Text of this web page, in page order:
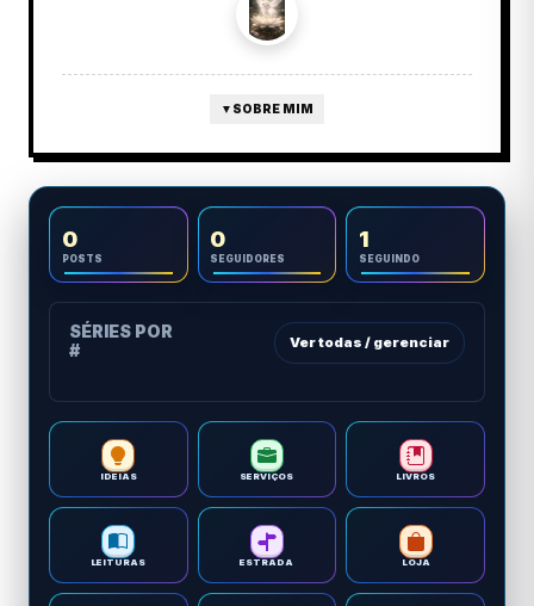
▼ SOBRE MIM
0
POSTS
0
SEGUIDORES
1
SEGUINDO
SÉRIES POR
#
Ver todas / gerenciar
IDEIAS SERVIÇOS LIVROS
LEITURAS ESTRADA LOJA